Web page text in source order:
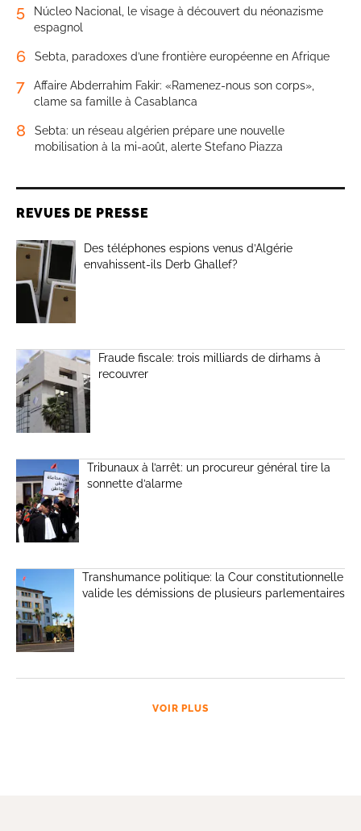
5
Núcleo Nacional, le visage à découvert du néonazisme
espagnol
6 Sebta, paradoxes d’une frontière européenne en Afrique
7
Affaire Abderrahim Fakir: «Ramenez-nous son corps»,
clame sa famille à Casablanca
8
Sebta: un réseau algérien prépare une nouvelle
mobilisation à la mi-août, alerte Stefano Piazza
REVUES DE PRESSE
Des téléphones espions venus d’Algérie
envahissent-ils Derb Ghallef?
Fraude fiscale: trois milliards de dirhams à
recouvrer
Tribunaux à l’arrêt: un procureur général tire la
sonnette d’alarme
Transhumance politique: la Cour constitutionnelle
valide les démissions de plusieurs parlementaires
VOIR PLUS